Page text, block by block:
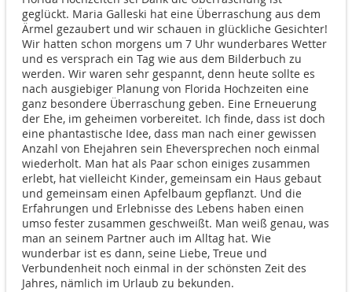
geglückt. Maria Galleski hat eine Überraschung aus dem
Ärmel gezaubert und wir schauen in glückliche Gesichter!
Wir hatten schon morgens um 7 Uhr wunderbares Wetter
und es versprach ein Tag wie aus dem Bilderbuch zu
werden. Wir waren sehr gespannt, denn heute sollte es
nach ausgiebiger Planung von Florida Hochzeiten eine
ganz besondere Überraschung geben. Eine Erneuerung
der Ehe, im geheimen vorbereitet. Ich finde, dass ist doch
eine phantastische Idee, dass man nach einer gewissen
Anzahl von Ehejahren sein Eheversprechen noch einmal
wiederholt. Man hat als Paar schon einiges zusammen
erlebt, hat vielleicht Kinder, gemeinsam ein Haus gebaut
und gemeinsam einen Apfelbaum gepflanzt. Und die
Erfahrungen und Erlebnisse des Lebens haben einen
umso fester zusammen geschweißt. Man weiß genau, was
man an seinem Partner auch im Alltag hat. Wie
wunderbar ist es dann, seine Liebe, Treue und
Verbundenheit noch einmal in der schönsten Zeit des
Jahres, nämlich im Urlaub zu bekunden.